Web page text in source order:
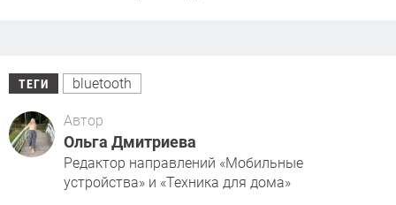
ТЕГИ bluetooth
Автор
Ольга Дмитриева
Редактор направлений «Мобильные
устройства» и «Техника для дома»